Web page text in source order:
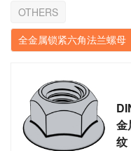
OTHERS
全金属锁紧六角法兰螺母
金
纹